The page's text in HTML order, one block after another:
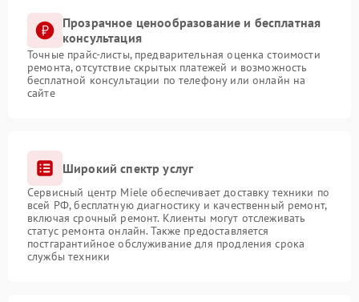
Прозрачное ценообразование и бесплатная
консультация
Точные прайс-листы, предварительная оценка стоимости
ремонта, отсутствие скрытых платежей и возможность
бесплатной консультации по телефону или онлайн на
сайте
Широкий спектр услуг
Сервисный центр Miele обеспечивает доставку техники по
всей РФ, бесплатную диагностику и качественный ремонт,
включая срочный ремонт. Клиенты могут отслеживать
статус ремонта онлайн. Также предоставляется
постгарантийное обслуживание для продления срока
службы техники